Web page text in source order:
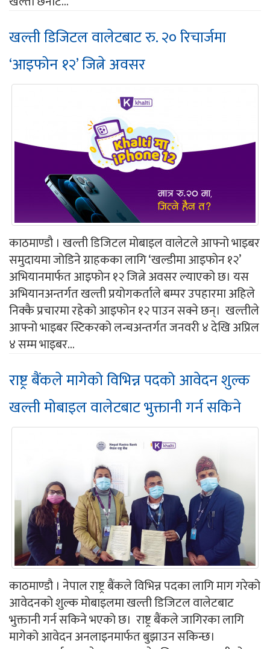
खल्ती डिजिटल वालेटबाट रु. २० रिचार्जमा
‘आइफोन १२’ जित्ने अवसर
काठमाण्डौ । खल्ती डिजिटल मोबाइल वालेटले आफ्नो भाइबर
समुदायमा जोडिने ग्राहकका लागि ‘खल्डीमा आइफोन १२’
अभियानमार्फत आइफोन १२ जित्ने अवसर ल्याएको छ। यस
अभियानअन्तर्गत खल्ती प्रयोगकर्ताले बम्पर उपहारमा अहिले
निक्कै प्रचारमा रहेको आइफोन १२ पाउन सक्ने छन्। खल्तीले
आफ्नो भाइबर स्टिकरको लन्चअन्तर्गत जनवरी ४ देखि अप्रिल
४ सम्म भाइबर...
राष्ट्र बैंकले मागेको विभिन्न पदको आवेदन शुल्क
खल्ती मोबाइल वालेटबाट भुक्तानी गर्न सकिने
काठमाण्डौ । नेपाल राष्ट्र बैंकले विभिन्न पदका लागि माग गरेको
आवेदनको शुल्क मोबाइलमा खल्ती डिजिटल वालेटबाट
भुक्तानी गर्न सकिने भएको छ। राष्ट्र बैंकले जागिरका लागि
मागेको आवेदन अनलाइनमार्फत बुझाउन सकिन्छ।